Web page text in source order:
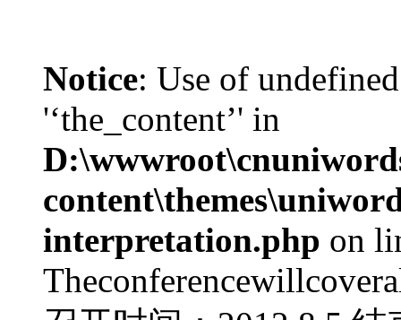
Notice: Use of
'‘the_content’' in
interpretation.php on